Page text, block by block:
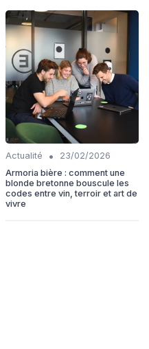
Actualité •
23/02/2026
Armoria bière : comment une
blonde bretonne bouscule les
codes entre vin, terroir et art de
vivre